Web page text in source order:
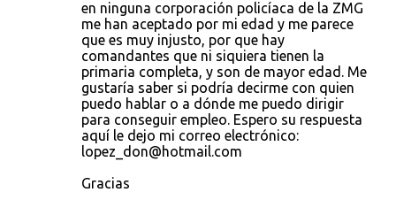
en ninguna corporación policíaca de la ZMG
me han aceptado por mi edad y me parece
que es muy injusto, por que hay
comandantes que ni siquiera tienen la
primaria completa, y son de mayor edad. Me
gustaría saber si podría decirme con quien
puedo hablar o a dónde me puedo dirigir
para conseguir empleo. Espero su respuesta
aquí le dejo mi correo electrónico:
lopez_don@hotmail.com
Gracias